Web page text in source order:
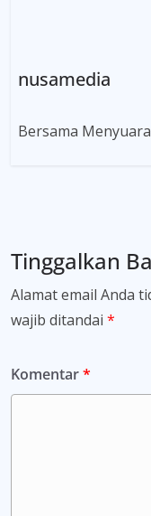
nusamedia
Bersama
Tinggalkan
Alamat email Anda
wajib ditandai *
Komentar*